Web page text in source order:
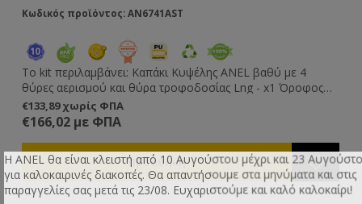
Κωδικός προϊόντος: AN6741AST
To kit περιλαμβάνει: Καπάκι Κυψέλης ANEL βαθύ με 4
θύρες αερισμού και θύρα τροφοδοσίας Lng - x1 Όροφος
Κυψέλης ANEL με μόνωση PU Lng - x2 Πλαίσιο Ξύλινο
Συρματωμένο 9 1/8'' Lng - x20 Κηρήθρες Χυτές Μ (Συσκ.
100 φύλλων) τιμή φύλλου -x20 Πάτος Κυψέλης Κινητός
ANEL Lng (συμπεριλαμβάνονται 1 set πόρτες) -x1
Τροφοδότης Οροφής Πλήρης κάλυψης Eco 7,5 kg Lng Dnt
ANEL -x1 Γυρεοσυλλέκτης Πάτου ANEL (Set Αναβάθμισης) -
x1 Συνδετήρες Ρυθμιζόμενοι Ενισχυμένοι -x4 Συνδετήρες
€133,89 χωρίς ΦΠΑ
€166,02 με ΦΠΑ
ANEL -x1
Η ANEL θα είναι κλειστή από 10 Αυγούστου μέχρι και 23
για καλοκαιρινές διακοπές. Θα απαντήσουμε στα μηνύματα και στις
παραγγελίες σας μετά τις 23/08. Ευχαριστούμε και καλό καλοκαίρι!